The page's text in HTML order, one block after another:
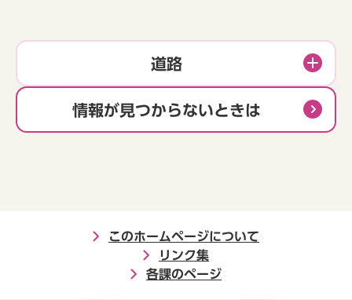
道路
情報が見つからないときは
このホームページについて
リンク集
各課のページ